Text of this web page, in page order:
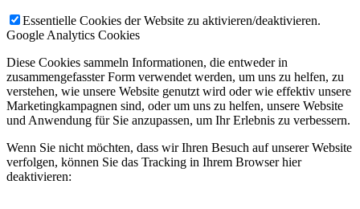
Essentielle Cookies der Website zu aktivieren/deaktivieren.
Google Analytics Cookies
Diese Cookies sammeln Informationen, die entweder in
zusammengefasster Form verwendet werden, um uns zu helfen, zu
verstehen, wie unsere Website genutzt wird oder wie effektiv unsere
Marketingkampagnen sind, oder um uns zu helfen, unsere Website
und Anwendung für Sie anzupassen, um Ihr Erlebnis zu verbessern.
Wenn Sie nicht möchten, dass wir Ihren Besuch auf unserer Website
verfolgen, können Sie das Tracking in Ihrem Browser hier
deaktivieren: